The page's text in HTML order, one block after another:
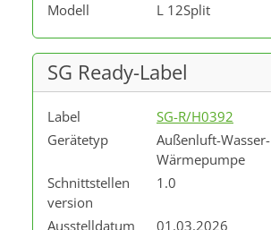
Modell L 12Split
SG Ready-Label
Label
SG-R/H0392
Gerätetyp
Außenluft-Wasser-
Wärmepumpe
Schnittstellen
version
1.0
Ausstelldatum
01.03.2026